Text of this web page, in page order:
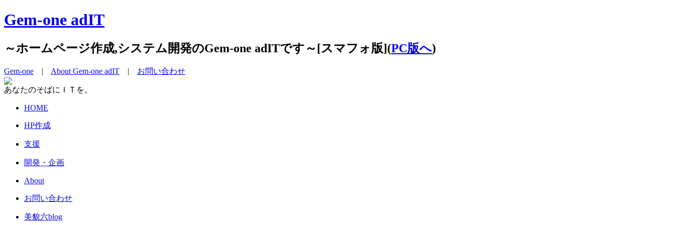
Gem-one adIT
～ホームページ作成,システム開発のGem-one adITです～[スマフォ版](PC版へ)
Gem-one | About Gem-one adIT | お問い合わせ
あなたのそばにＩＴを。
HOME
HP作成
支援
開発・企画
About
お問い合わせ
美貌六blog